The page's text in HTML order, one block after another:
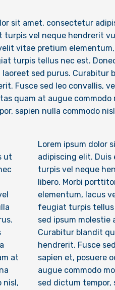
sit amet, consectetur
turpis vel neque hendrerit
vitae pretium
turpis tellus nec est.
sed purus. Curabitur
Fusce sed leo convallis,
quam at augue
sapien nulla commodo
ut
at
nisl,
Lorem ipsum dolor
adipiscing elit. Duis
turpis vel neque
libero. Morbi
elementum, lacus
feugiat turpis tellus
sed ipsum molestie
Curabitur blandit
hendrerit. Fusce
sapien et, posuere
augue commodo
sed dictum tempor,